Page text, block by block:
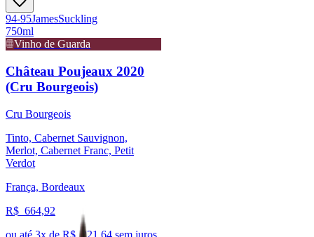
94-95JamesSuckling
750ml
Vinho de Guarda
Château Poujeaux 2020
(Cru Bourgeois)
Cru Bourgeois
Tinto, Cabernet Sauvignon,
Merlot, Cabernet Franc, Petit
Verdot
França, Bordeaux
R$ 664,92
ou até 3x de R$ 221,64 sem juros